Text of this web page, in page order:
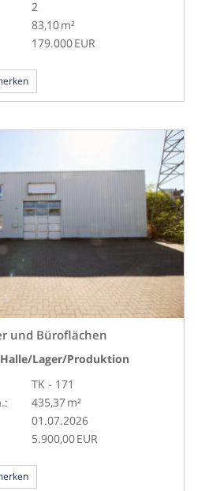
2
83,10 m²
179.000 EUR
und Büroflächen
Lager/Produktion
TK - 171
435,37 m²
01.07.2026
5.900,00 EUR